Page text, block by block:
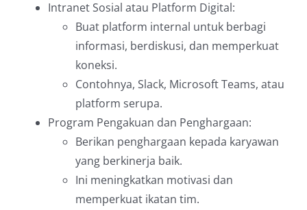
Intranet Sosial atau Platform Digital:
Buat platform internal untuk berbagi
informasi, berdiskusi, dan memperkuat
koneksi.
Contohnya, Slack, Microsoft Teams, atau
platform serupa.
Program Pengakuan dan Penghargaan:
Berikan penghargaan kepada karyawan
yang berkinerja baik.
Ini meningkatkan motivasi dan
memperkuat ikatan tim.